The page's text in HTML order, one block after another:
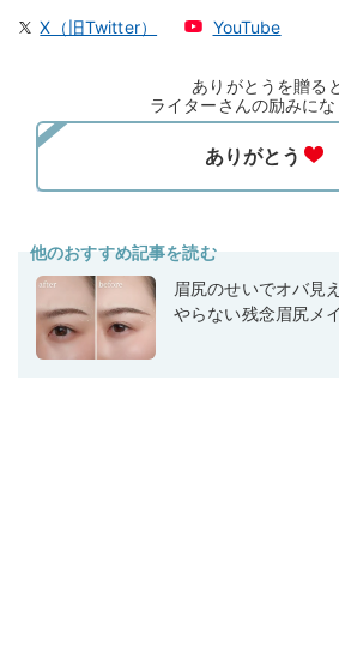
X（旧Twitter） YouTube
ありがとうを贈る
ライターさんの励みに
他のおすすめ記事を読む
眉尻のせいでオバ見
やらない残念眉尻メ